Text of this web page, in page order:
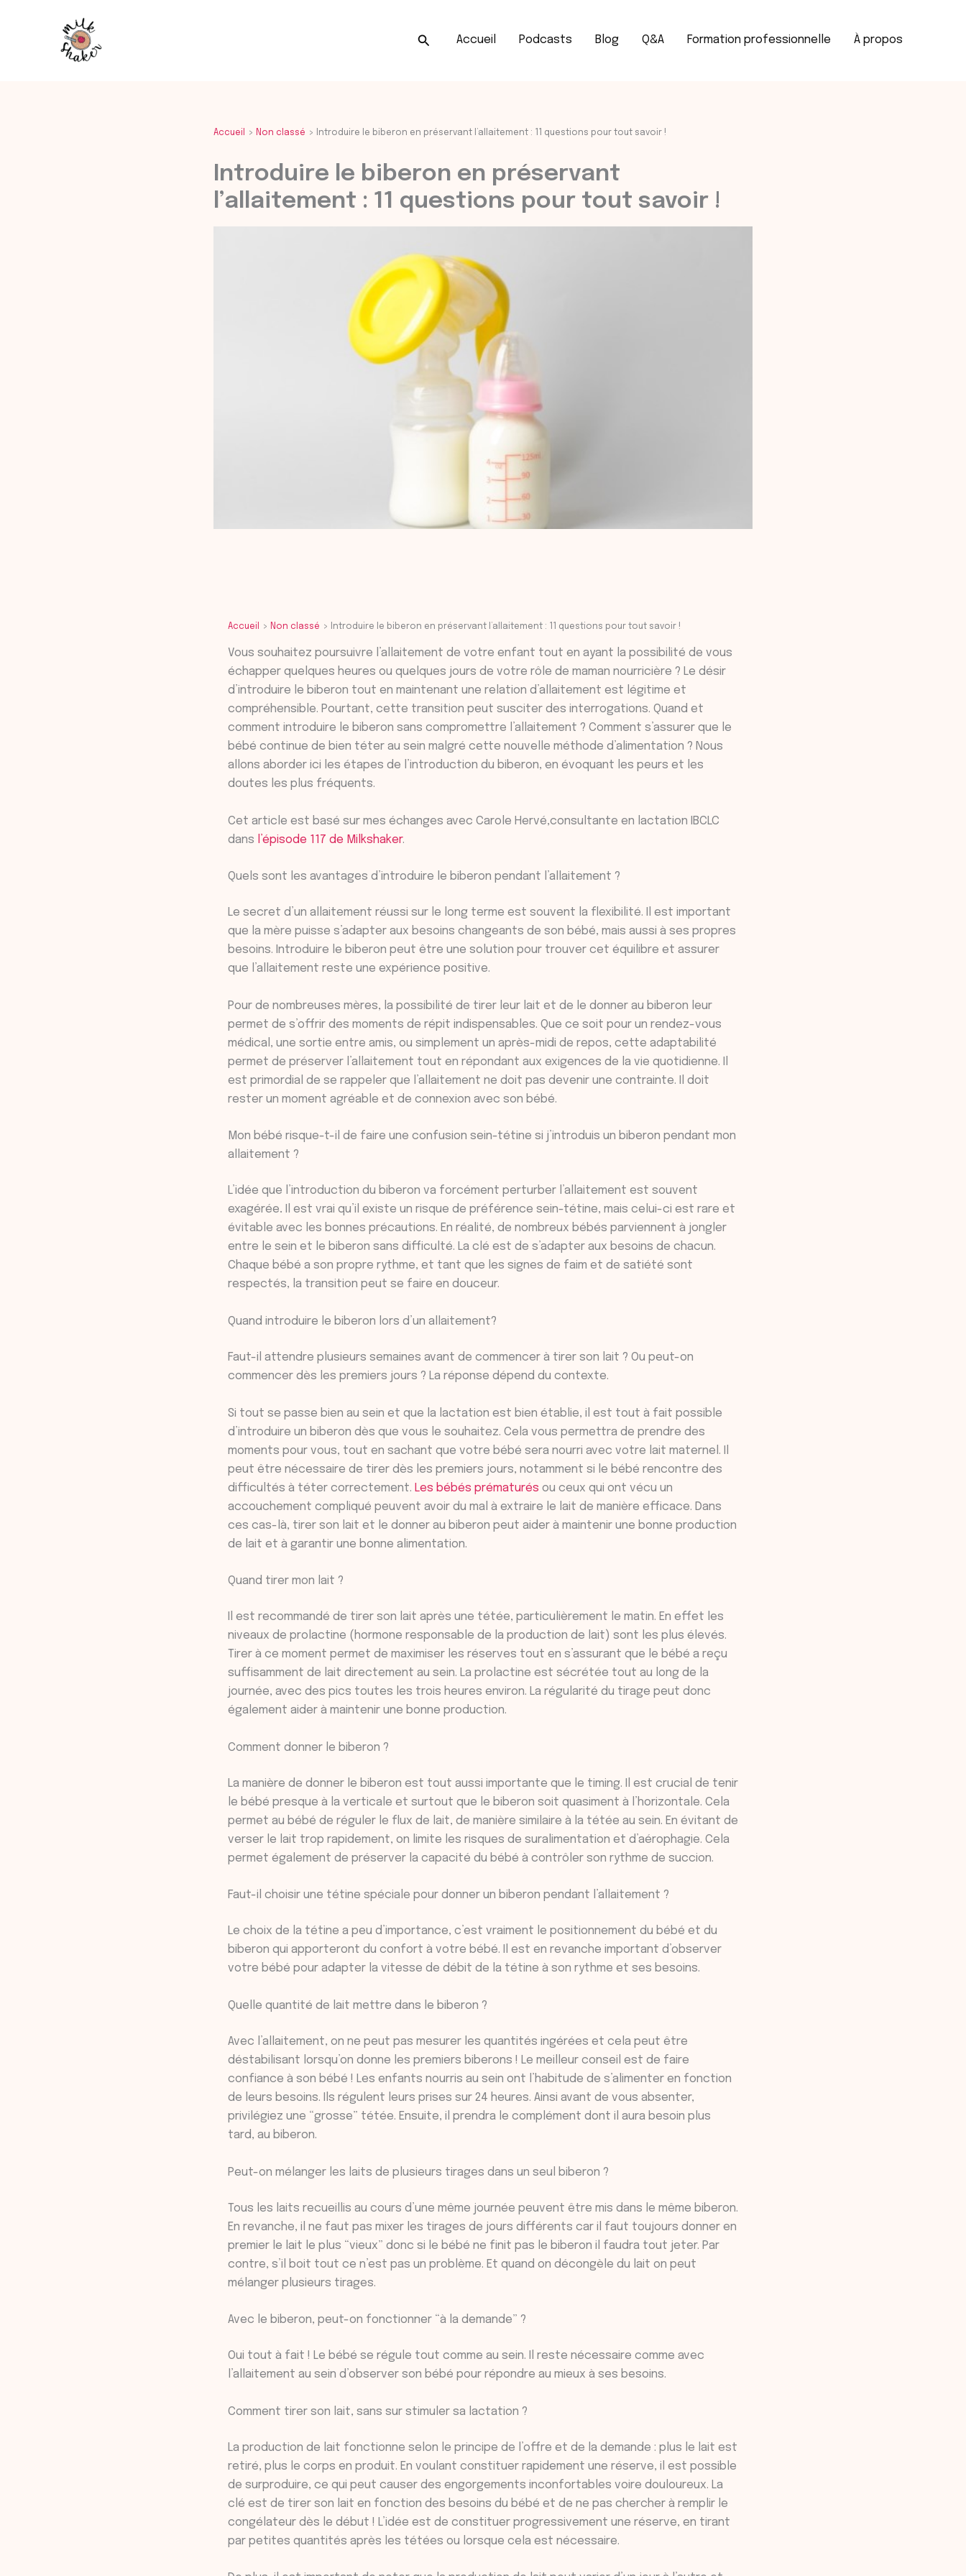
Rechercher
Accueil Podcasts Blog Q&A Formation professionnelle À propos
Accueil Non classé Introduire le biberon en préservant l’allaitement : 11 questions pour tout savoir !
Introduire le biberon en préservant
l’allaitement : 11 questions pour tout savoir !
Accueil Non classé Introduire le biberon en préservant l’allaitement : 11 questions pour tout savoir !
Vous souhaitez poursuivre l’allaitement de votre enfant tout en ayant la possibilité de vous
échapper quelques heures ou quelques jours de votre rôle de maman nourricière ? Le désir
d’introduire le biberon tout en maintenant une relation d’allaitement est légitime et
compréhensible. Pourtant, cette transition peut susciter des interrogations. Quand et
comment introduire le biberon sans compromettre l’allaitement ? Comment s’assurer que le
bébé continue de bien téter au sein malgré cette nouvelle méthode d’alimentation ? Nous
allons aborder ici les étapes de l’introduction du biberon, en évoquant les peurs et les
doutes les plus fréquents.
Cet article est basé sur mes échanges avec Carole Hervé,consultante en lactation IBCLC
dans l’épisode 117 de Milkshaker.
Quels sont les avantages d’introduire le biberon pendant l’allaitement ?
Le secret d’un allaitement réussi sur le long terme est souvent la flexibilité. Il est important
que la mère puisse s’adapter aux besoins changeants de son bébé, mais aussi à ses propres
besoins. Introduire le biberon peut être une solution pour trouver cet équilibre et assurer
que l’allaitement reste une expérience positive.
Pour de nombreuses mères, la possibilité de tirer leur lait et de le donner au biberon leur
permet de s’offrir des moments de répit indispensables. Que ce soit pour un rendez-vous
médical, une sortie entre amis, ou simplement un après-midi de repos, cette adaptabilité
permet de préserver l’allaitement tout en répondant aux exigences de la vie quotidienne. Il
est primordial de se rappeler que l’allaitement ne doit pas devenir une contrainte. Il doit
rester un moment agréable et de connexion avec son bébé.
Mon bébé risque-t-il de faire une confusion sein-tétine si j’introduis un biberon pendant mon
allaitement ?
L’idée que l’introduction du biberon va forcément perturber l’allaitement est souvent
exagérée. Il est vrai qu’il existe un risque de préférence sein-tétine, mais celui-ci est rare et
évitable avec les bonnes précautions. En réalité, de nombreux bébés parviennent à jongler
entre le sein et le biberon sans difficulté. La clé est de s’adapter aux besoins de chacun.
Chaque bébé a son propre rythme, et tant que les signes de faim et de satiété sont
respectés, la transition peut se faire en douceur.
Quand introduire le biberon lors d’un allaitement?
Faut-il attendre plusieurs semaines avant de commencer à tirer son lait ? Ou peut-on
commencer dès les premiers jours ? La réponse dépend du contexte.
Si tout se passe bien au sein et que la lactation est bien établie, il est tout à fait possible
d’introduire un biberon dès que vous le souhaitez. Cela vous permettra de prendre des
moments pour vous, tout en sachant que votre bébé sera nourri avec votre lait maternel. Il
peut être nécessaire de tirer dès les premiers jours, notamment si le bébé rencontre des
difficultés à téter correctement. Les bébés prématurés ou ceux qui ont vécu un
accouchement compliqué peuvent avoir du mal à extraire le lait de manière efficace. Dans
ces cas-là, tirer son lait et le donner au biberon peut aider à maintenir une bonne production
de lait et à garantir une bonne alimentation.
Quand tirer mon lait ?
Il est recommandé de tirer son lait après une tétée, particulièrement le matin. En effet les
niveaux de prolactine (hormone responsable de la production de lait) sont les plus élevés.
Tirer à ce moment permet de maximiser les réserves tout en s’assurant que le bébé a reçu
suffisamment de lait directement au sein. La prolactine est sécrétée tout au long de la
journée, avec des pics toutes les trois heures environ. La régularité du tirage peut donc
également aider à maintenir une bonne production.
Comment donner le biberon ?
La manière de donner le biberon est tout aussi importante que le timing. Il est crucial de tenir
le bébé presque à la verticale et surtout que le biberon soit quasiment à l’horizontale. Cela
permet au bébé de réguler le flux de lait, de manière similaire à la tétée au sein. En évitant de
verser le lait trop rapidement, on limite les risques de suralimentation et d’aérophagie. Cela
permet également de préserver la capacité du bébé à contrôler son rythme de succion.
Faut-il choisir une tétine spéciale pour donner un biberon pendant l’allaitement ?
Le choix de la tétine a peu d’importance, c’est vraiment le positionnement du bébé et du
biberon qui apporteront du confort à votre bébé. Il est en revanche important d’observer
votre bébé pour adapter la vitesse de débit de la tétine à son rythme et ses besoins.
Quelle quantité de lait mettre dans le biberon ?
Avec l’allaitement, on ne peut pas mesurer les quantités ingérées et cela peut être
déstabilisant lorsqu’on donne les premiers biberons ! Le meilleur conseil est de faire
confiance à son bébé ! Les enfants nourris au sein ont l’habitude de s’alimenter en fonction
de leurs besoins. Ils régulent leurs prises sur 24 heures. Ainsi avant de vous absenter,
privilégiez une “grosse” tétée. Ensuite, il prendra le complément dont il aura besoin plus
tard, au biberon.
Peut-on mélanger les laits de plusieurs tirages dans un seul biberon ?
Tous les laits recueillis au cours d’une même journée peuvent être mis dans le même biberon.
En revanche, il ne faut pas mixer les tirages de jours différents car il faut toujours donner en
premier le lait le plus “vieux” donc si le bébé ne finit pas le biberon il faudra tout jeter. Par
contre, s’il boit tout ce n’est pas un problème. Et quand on décongèle du lait on peut
mélanger plusieurs tirages.
Avec le biberon, peut-on fonctionner “à la demande” ?
Oui tout à fait ! Le bébé se régule tout comme au sein. Il reste nécessaire comme avec
l’allaitement au sein d’observer son bébé pour répondre au mieux à ses besoins.
Comment tirer son lait, sans sur stimuler sa lactation ?
La production de lait fonctionne selon le principe de l’offre et de la demande : plus le lait est
retiré, plus le corps en produit. En voulant constituer rapidement une réserve, il est possible
de surproduire, ce qui peut causer des engorgements inconfortables voire douloureux. La
clé est de tirer son lait en fonction des besoins du bébé et de ne pas chercher à remplir le
congélateur dès le début ! L’idée est de constituer progressivement une réserve, en tirant
par petites quantités après les tétées ou lorsque cela est nécessaire.